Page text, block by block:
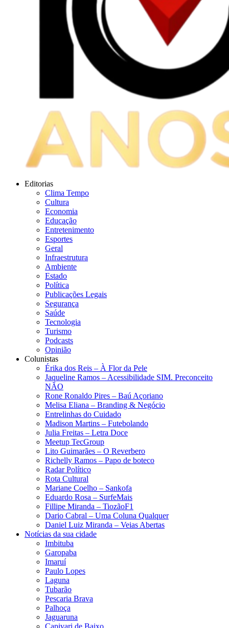
Editorias
Clima Tempo
Cultura
Economia
Educação
Entretenimento
Esportes
Geral
Infraestrutura
Ambiente
Estado
Política
Publicações Legais
Segurança
Saúde
Tecnologia
Turismo
Podcasts
Opinião
Colunistas
Érika dos Reis​ – À Flor da Pele
Jaqueline Ramos – Acessibilidade SIM. Preconceito
NÃO
Rone Ronaldo Pires – Baú Açoriano
Melisa Eliana – Branding & Negócio
Entrelinhas do Cuidado
Madison Martins – Futebolando
Julia Freitas​ – Letra Doce
Meetup TecGroup
Lito Guimarães – O Reverbero
Richelly Ramos​ – Papo de boteco
Radar Político
Rota Cultural
Mariane Coelho – Sankofa
Eduardo Rosa​ – SurfeMais
Fillipe Miranda – TiozãoF1
Dario Cabral – Uma Coluna Qualquer
Daniel Luiz Miranda – Veias Abertas
Notícias da sua cidade
Imbituba
Garopaba
Imaruí
Paulo Lopes
Laguna
Tubarão
Pescaria Brava
Palhoça
Jaguaruna
Capivari de Baixo